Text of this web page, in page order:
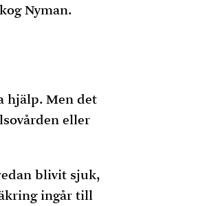
Nyman.
hjälp. Men det
eller
blivit sjuk,
ingår till